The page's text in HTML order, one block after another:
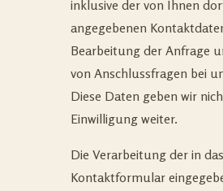
inklusive der von Ihnen
angegebenen
Bearbeitung der Anfrage
von Anschlussfragen bei
Diese Daten geben wir
Einwilligung weiter.
Die Verarbeitung der in das
Kontaktformular